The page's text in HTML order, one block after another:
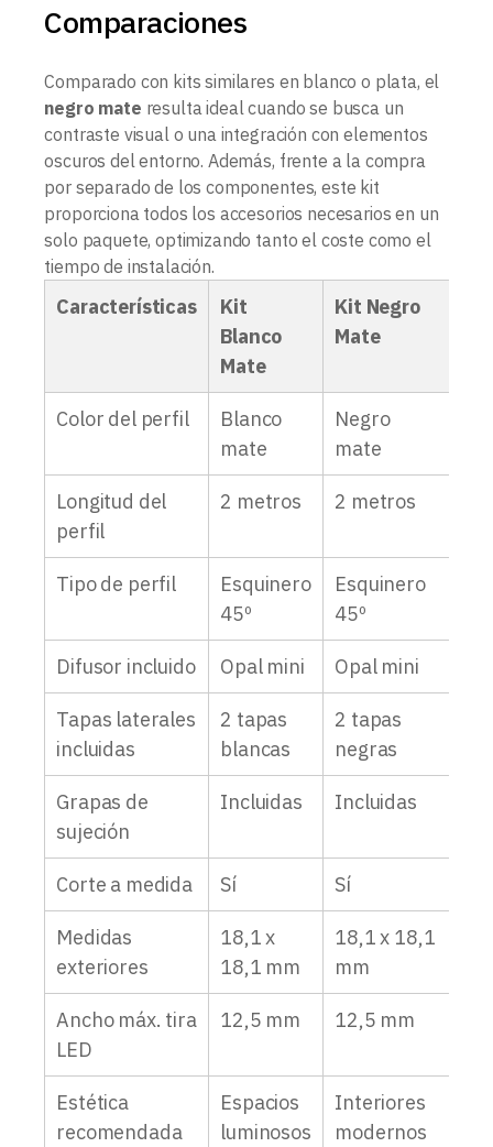
Comparaciones
Comparado con kits similares en blanco o plata, el
negro mate resulta ideal cuando se busca un
contraste visual o una integración con elementos
oscuros del entorno. Además, frente a la compra
por separado de los componentes, este kit
proporciona todos los accesorios necesarios en un
solo paquete, optimizando tanto el coste como el
tiempo de instalación.
Características
Kit
Blanco
Mate
Kit Negro
Mate
Color del perfil
Blanco
mate
Negro
mate
Longitud del
perfil
2 metros 2 metros
Tipo de perfil
Esquinero
45º
Esquinero
45º
Difusor incluido Opal mini Opal mini
Tapas laterales
incluidas
2 tapas
blancas
2 tapas
negras
Grapas de
sujeción
Incluidas Incluidas
Corte a medida Sí Sí
Medidas
exteriores
18,1 x
18,1 mm
18,1 x 18,1
mm
Ancho máx. tira
LED
12,5 mm 12,5 mm
Estética
recomendada
Espacios
luminosos
Interiores
modernos